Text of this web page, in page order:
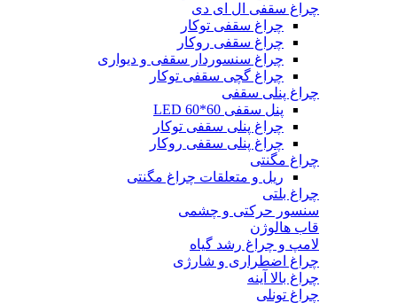
چراغ سقفی ال ای دی
چراغ سقفی توکار
چراغ سقفی روکار
چراغ سنسوردار سقفی و دیواری
چراغ گچی سقفی توکار
چراغ پنلی سقفی
پنل سقفی 60*60 LED
چراغ پنلی سقفی توکار
چراغ پنلی سقفی روکار
چراغ مگنتی
ریل و متعلقات چراغ مگنتی
چراغ بلتی
سنسور حرکتی و چشمی
قاب هالوژن
لامپ و چراغ رشد گیاه
چراغ اضطراری و شارژی
چراغ بالا آینه
چراغ تونلی